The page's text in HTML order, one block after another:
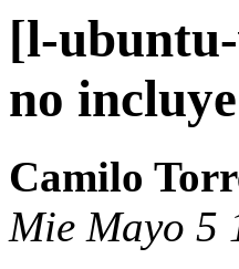
[l-
no
Camilo
Mie Mayo 5